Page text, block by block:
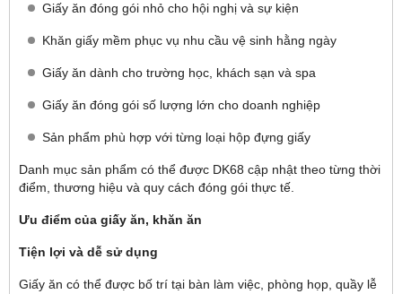
Giấy ăn đóng gói nhỏ cho hội nghị và sự kiện
Khăn giấy mềm phục vụ nhu cầu vệ sinh hằng ngày
Giấy ăn dành cho trường học, khách sạn và spa
Giấy ăn đóng gói số lượng lớn cho doanh nghiệp
Sản phẩm phù hợp với từng loại hộp đựng giấy
Danh mục sản phẩm có thể được DK68 cập nhật theo từng thời
điểm, thương hiệu và quy cách đóng gói thực tế.
Ưu điểm của giấy ăn, khăn ăn
Tiện lợi và dễ sử dụng
Giấy ăn có thể được bố trí tại bàn làm việc, phòng họp, quầy lễ